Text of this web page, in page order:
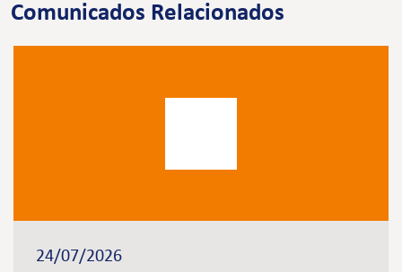
Comunicados Relacionados
24/07/2026